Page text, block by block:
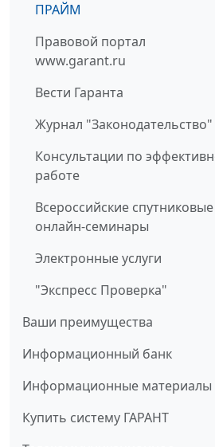
ПРАЙМ
Правовой портал
www.garant.ru
Вести Гаранта
Журнал "Законодательство"
Консультации по
работе
Всероссийские спутниковые
онлайн-семинары
Электронные услуги
"Экспресс Проверка"
Ваши преимущества
Информационный банк
Информационные материалы
Купить систему ГАРАНТ